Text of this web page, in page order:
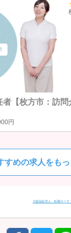
タの利用
個人情報をもとに、個
することがあります。
は何ら制限なく利用す
口
ださい。
上田1丁目4-2 富士ビ
0120-958-520
9:30〜17:30（平日）
すめの求人をも
者【枚方市：訪
円
大阪福祉求人・転職サーチ